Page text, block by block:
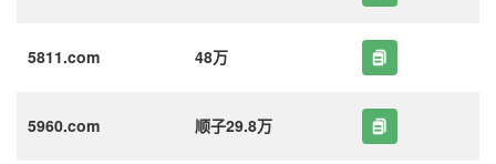
5811.com 48万
5960.com 顺子29.8万